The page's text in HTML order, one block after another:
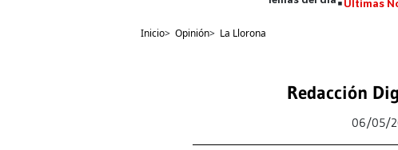
Últimas
Inicio> Opinión> La Llorona
Redacción
06/05/